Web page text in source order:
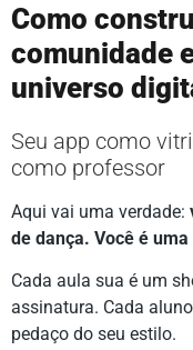
Como
comunidade
universo
Seu app como
como professor
Aqui vai uma verdade:
de dança. Você é
Cada aula sua é um
assinatura. Cada
pedaço do seu estilo.